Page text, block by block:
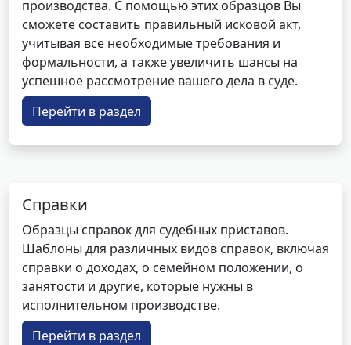
производства. С помощью этих образцов Вы
сможете составить правильный исковой акт,
учитывая все необходимые требования и
формальности, а также увеличить шансы на
успешное рассмотрение вашего дела в суде.
Перейти в раздел
Справки
Образцы справок для судебных приставов.
Шаблоны для различных видов справок, включая
справки о доходах, о семейном положении, о
занятости и другие, которые нужны в
исполнительном производстве.
Перейти в раздел